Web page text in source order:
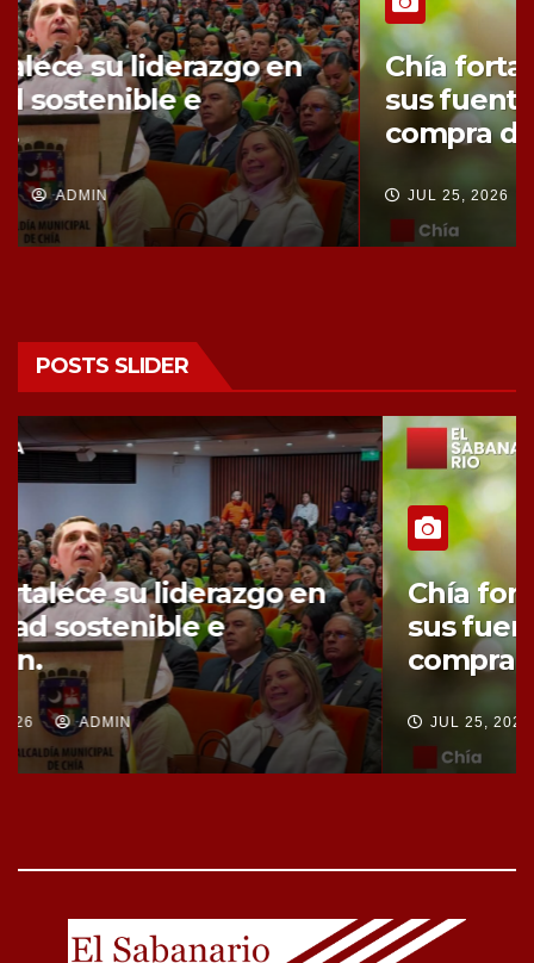
Chía fortalece la protección de
sus fuentes hídricas con la
compra de tres nuevos predios
JUL 25, 2026 ADMIN
POSTS SLIDER
Chía fortalece la protección de
sus fuentes hídricas con la
compra de tres nuevos predios
JUL 25, 2026 ADMIN